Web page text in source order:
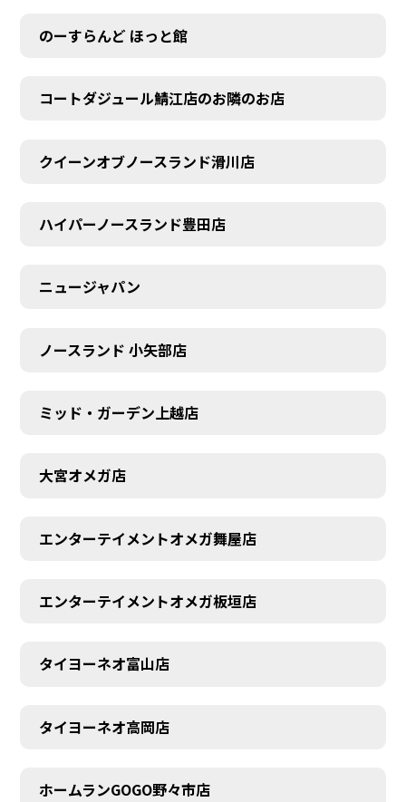
のーすらんど ほっと館
コートダジュール鯖江店のお隣のお店
クイーンオブノースランド滑川店
ハイパーノースランド豊田店
ニュージャパン
ノースランド 小矢部店
ミッド・ガーデン上越店
大宮オメガ店
エンターテイメントオメガ舞屋店
エンターテイメントオメガ板垣店
タイヨーネオ富山店
タイヨーネオ高岡店
ホームランGOGO野々市店